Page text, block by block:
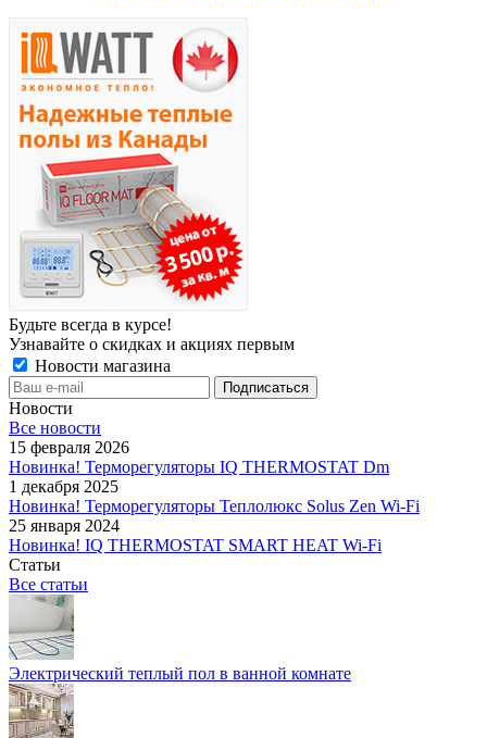
Будьте всегда в курсе!
Узнавайте о скидках и акциях первым
Новости магазина
Новости
Все новости
15 февраля 2026
Новинка! Терморегуляторы IQ THERMOSTAT Dm
1 декабря 2025
Новинка! Терморегуляторы Теплолюкс Solus Zen Wi-Fi
25 января 2024
Новинка! IQ THERMOSTAT SMART HEAT Wi-Fi
Статьи
Все статьи
Электрический теплый пол в ванной комнате